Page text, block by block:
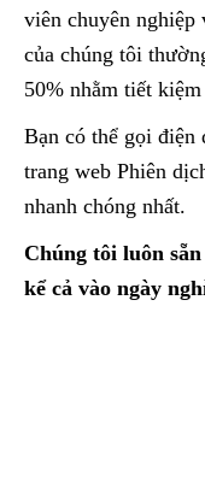
viên chuyên
của chúng tôi
50% nhằm tiết
Bạn có thể gọi điện
trang web Phiên
nhanh chóng nhất.
Chúng tôi luôn
kể cả vào ngày